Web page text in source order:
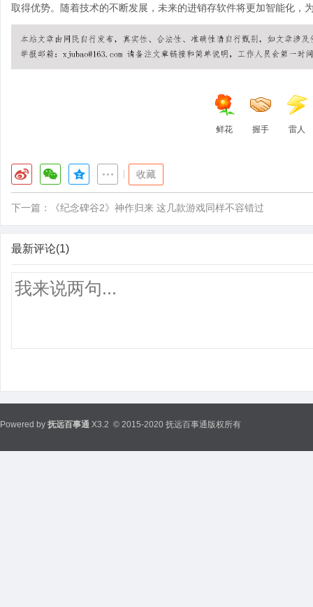
取得优势。随着技术的不断发展，未来的进销存软件将更加智能化，
鲜花 握手 雷人
收藏
下一篇： 《纪念碑谷2》神作归来 这几款游戏同样不容错过
最新评论(1)
Powered by 抚远百事通 X3.2 © 2015-2020 抚远百事通版权所有